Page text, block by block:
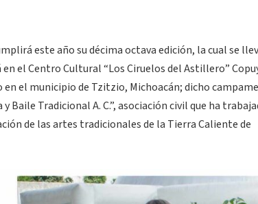
este año su décima octava edición, la cual se
el Centro Cultural “Los Ciruelos del Astillero”
en el municipio de Tzitzio, Michoacán; dicho
Baile Tradicional A. C.”, asociación civil que ha
de las artes tradicionales de la Tierra Caliente de